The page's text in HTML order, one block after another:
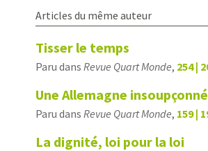
Articles du même auteur
Tisser le temps
Paru dans Revue Quart Monde, 254 |
Une Allemagne
Paru dans Revue Quart Monde, 159 |
La dignité, loi pour la loi